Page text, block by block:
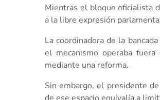
Mientras el bloque oficialista
a la libre expresión
La coordinadora de la
el mecanismo operaba
mediante una reforma.
Sin embargo, el presidente
de ese espacio equivalía a